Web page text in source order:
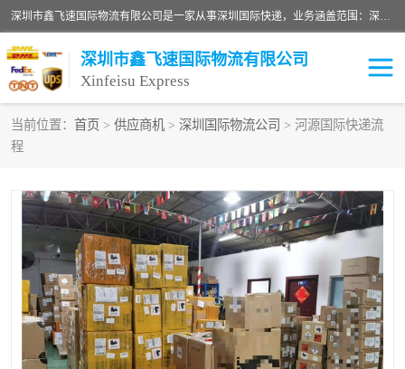
深圳市鑫飞速国际物流有限公司是一家从事深圳国际快递，业务涵盖范围：深圳DHL国际快递、深圳国际快递公司、深圳国际物流公司、深圳国际快递、深圳DHL国际快递电话可拨打全国服务热线：15019287411。欢迎各位亲来人来电到我司洽谈合作。
深圳市鑫飞速国际物流有限公司
Xinfeisu Express
当前位置： 首页 > 供应商机 > 深圳国际物流公司 > 河源国际快递流
程
俄罗斯快递 巴西快递
深圳DHL国际快递 伊朗快递
UPS国际快递 深圳国际快递公司
深圳国际物流公司 深圳国际快递电话